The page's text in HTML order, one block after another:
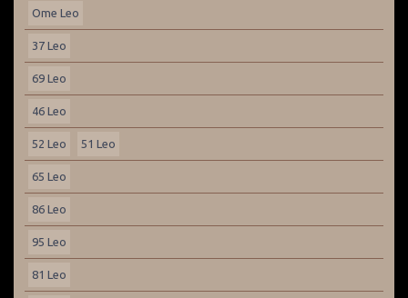
Ome Leo
37 Leo
69 Leo
46 Leo
52 Leo 51 Leo
65 Leo
86 Leo
95 Leo
81 Leo